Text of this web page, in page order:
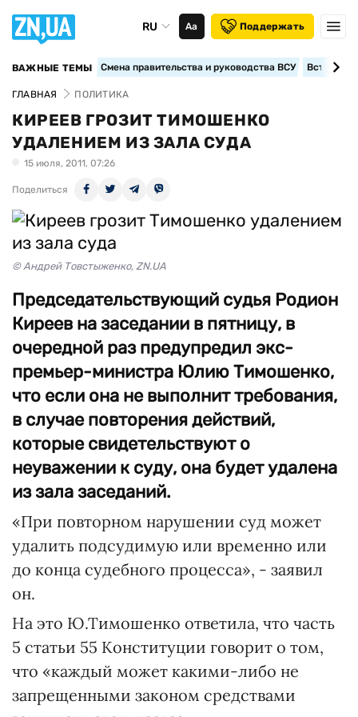
RU Аа Поддержать
ВАЖНЫЕ ТЕМЫ Смена правительства и руководства ВСУ
ГЛАВНАЯ ПОЛИТИКА
КИРЕЕВ ГРОЗИТ ТИМОШЕНКО
УДАЛЕНИЕМ ИЗ ЗАЛА СУДА
15 июля, 2011, 07:26
Поделиться
© Андрей Товстыженко, ZN.UA
Председательствующий судья Родион
Киреев на заседании в пятницу, в
очередной раз предупредил экс-
премьер-министра Юлию Тимошенко,
что если она не выполнит требования,
в случае повторения действий,
которые свидетельствуют о
неуважении к суду, она будет удалена
из зала заседаний.
«При повторном нарушении суд может
удалить подсудимую или временно или
до конца судебного процесса», - заявил
он.
На это Ю.Тимошенко ответила, что часть
5 статьи 55 Конституции говорит о том,
что «каждый может какими-либо не
запрещенными законом средствами